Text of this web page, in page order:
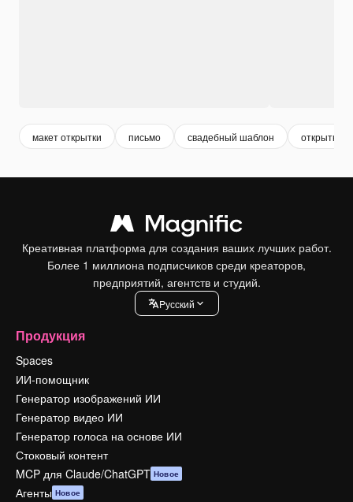
макет открытки письмо свадебный шаблон открытка
Креативная платформа для создания ваших лучших работ.
Более 1 миллиона подписчиков среди креаторов,
предприятий, агентств и студий.
Pусский
Продукция
Spaces
ИИ-помощник
Генератор изображений ИИ
Генератор видео ИИ
Генератор голоса на основе ИИ
Стоковый контент
MCP для Claude/ChatGPT Новое
Агенты Новое